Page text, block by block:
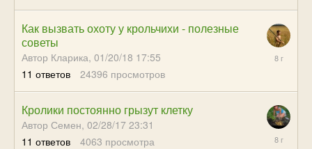
Как вызвать охоту у крольчихи - полезные
советы
Автор Кларика, 01/20/18 17:55
11 ответов 24396 просмотров
07/15/18
Кролики постоянно грызут клетку
Автор Семен, 02/28/17 23:31
11 ответов 4063 просмотра
12/04/17